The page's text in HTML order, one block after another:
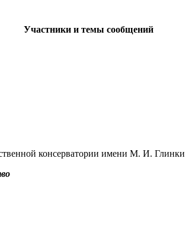
Участники и темы сообщений
консерватории имени М. И. Глинки